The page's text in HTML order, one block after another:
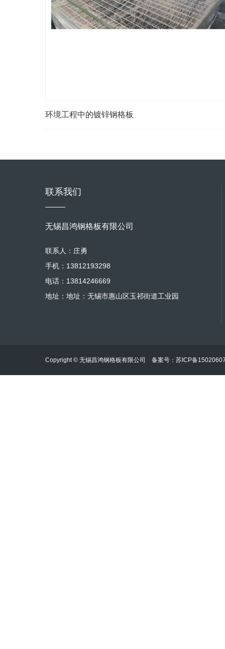
环境工程中的镀锌钢格板
联系我们
无锡昌鸿钢格板有限公司
联系人：庄勇
手机：13812193298
电话：13814246669
地址：地址：无锡市惠山区玉祁街道工业园
Copyright © 无锡昌鸿钢格板有限公司 备案号： 苏ICP备